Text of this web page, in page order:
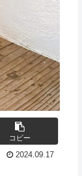
コピー
2024.09.17